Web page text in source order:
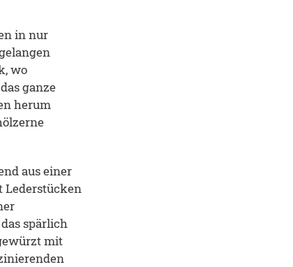
in nur
wo
ganze
herum
aus einer
Lederstücken
spärlich
mit